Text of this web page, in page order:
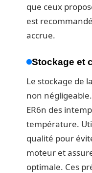
que ceux
est
accrue.
Stockage et
Le stockage de
non
ER6n des
température.
qualité pour
moteur et
optimale. Ces